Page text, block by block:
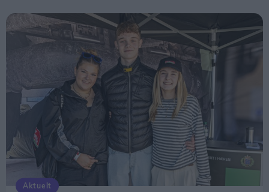
Aktuelt